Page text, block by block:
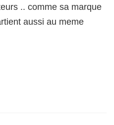
.. comme sa marque
aussi au meme